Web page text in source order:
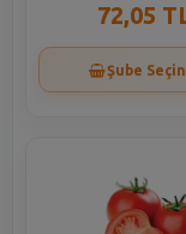
72,05
Şube